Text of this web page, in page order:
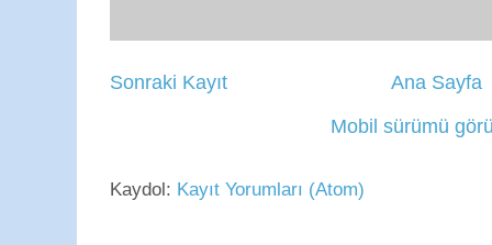
Sonraki Kayıt
Ana Sayfa
Mobil sürümü
Kaydol: Kayıt Yorumları (Atom)